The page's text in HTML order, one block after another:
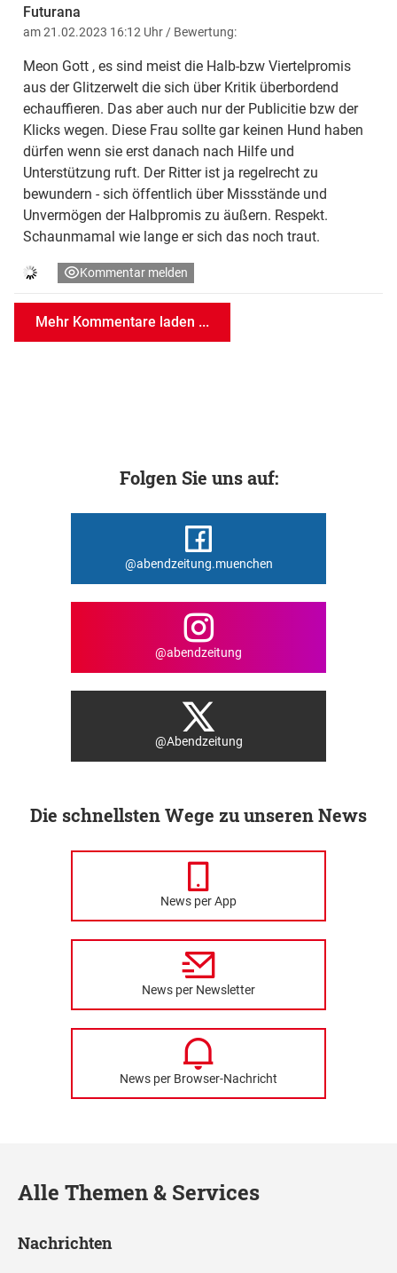
Futurana
am 21.02.2023 16:12 Uhr / Bewertung:
Meon Gott , es sind meist die Halb-bzw Viertelpromis
aus der Glitzerwelt die sich über Kritik überbordend
echauffieren. Das aber auch nur der Publicitie bzw der
Klicks wegen. Diese Frau sollte gar keinen Hund haben
dürfen wenn sie erst danach nach Hilfe und
Unterstützung ruft. Der Ritter ist ja regelrecht zu
bewundern - sich öffentlich über Missstände und
Unvermögen der Halbpromis zu äußern. Respekt.
Schaunmamal wie lange er sich das noch traut.
Kommentar melden
Mehr Kommentare laden ...
Folgen Sie uns auf:
@abendzeitung.muenchen
@abendzeitung
@Abendzeitung
Die schnellsten Wege zu unseren News
News per App
News per Newsletter
News per Browser-Nachricht
Alle Themen & Services
Nachrichten